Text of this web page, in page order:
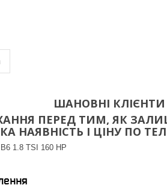
ШАНОВНІ
ПЕРЕД ТИМ, ЯК
НАЯВНІСТЬ І ЦІНУ ПО
1.8 TSI 160 HP